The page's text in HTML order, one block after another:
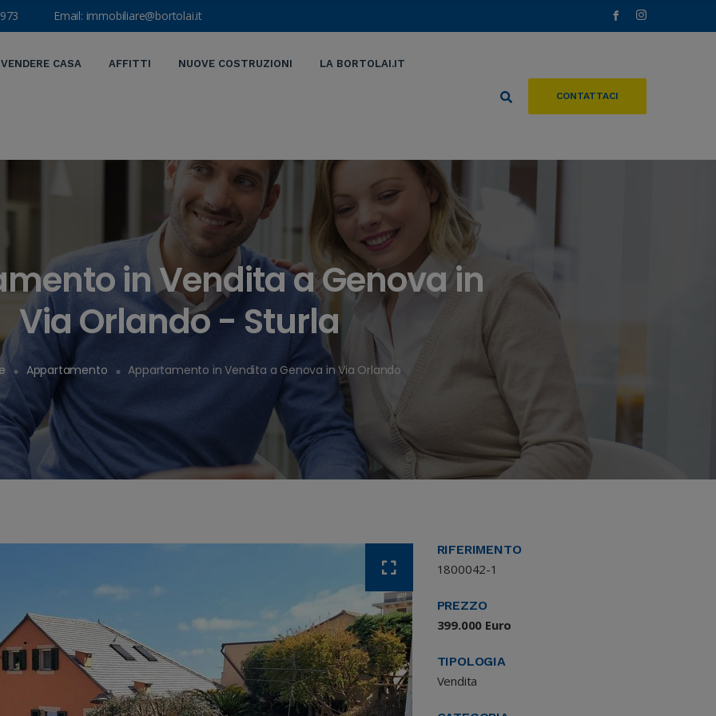
Email: immobiliare@bortolai.it
VENDERE CASA AFFITTI NUOVE COSTRUZIONI LA BORTOLAI.IT
CONTATTACI
in Vendita a Genova in
Via Orlando - Sturla
Appartamento Appartamento in Vendita a Genova in Via Orlando
RIFERIMENTO
1800042-1
PREZZO
399.000 Euro
TIPOLOGIA
Vendita